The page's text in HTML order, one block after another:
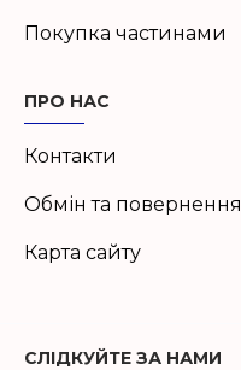
Покупка частинами
ПРО НАС
Контакти
Обмін та повернення
Карта сайту
СЛІДКУЙТЕ ЗА НАМИ